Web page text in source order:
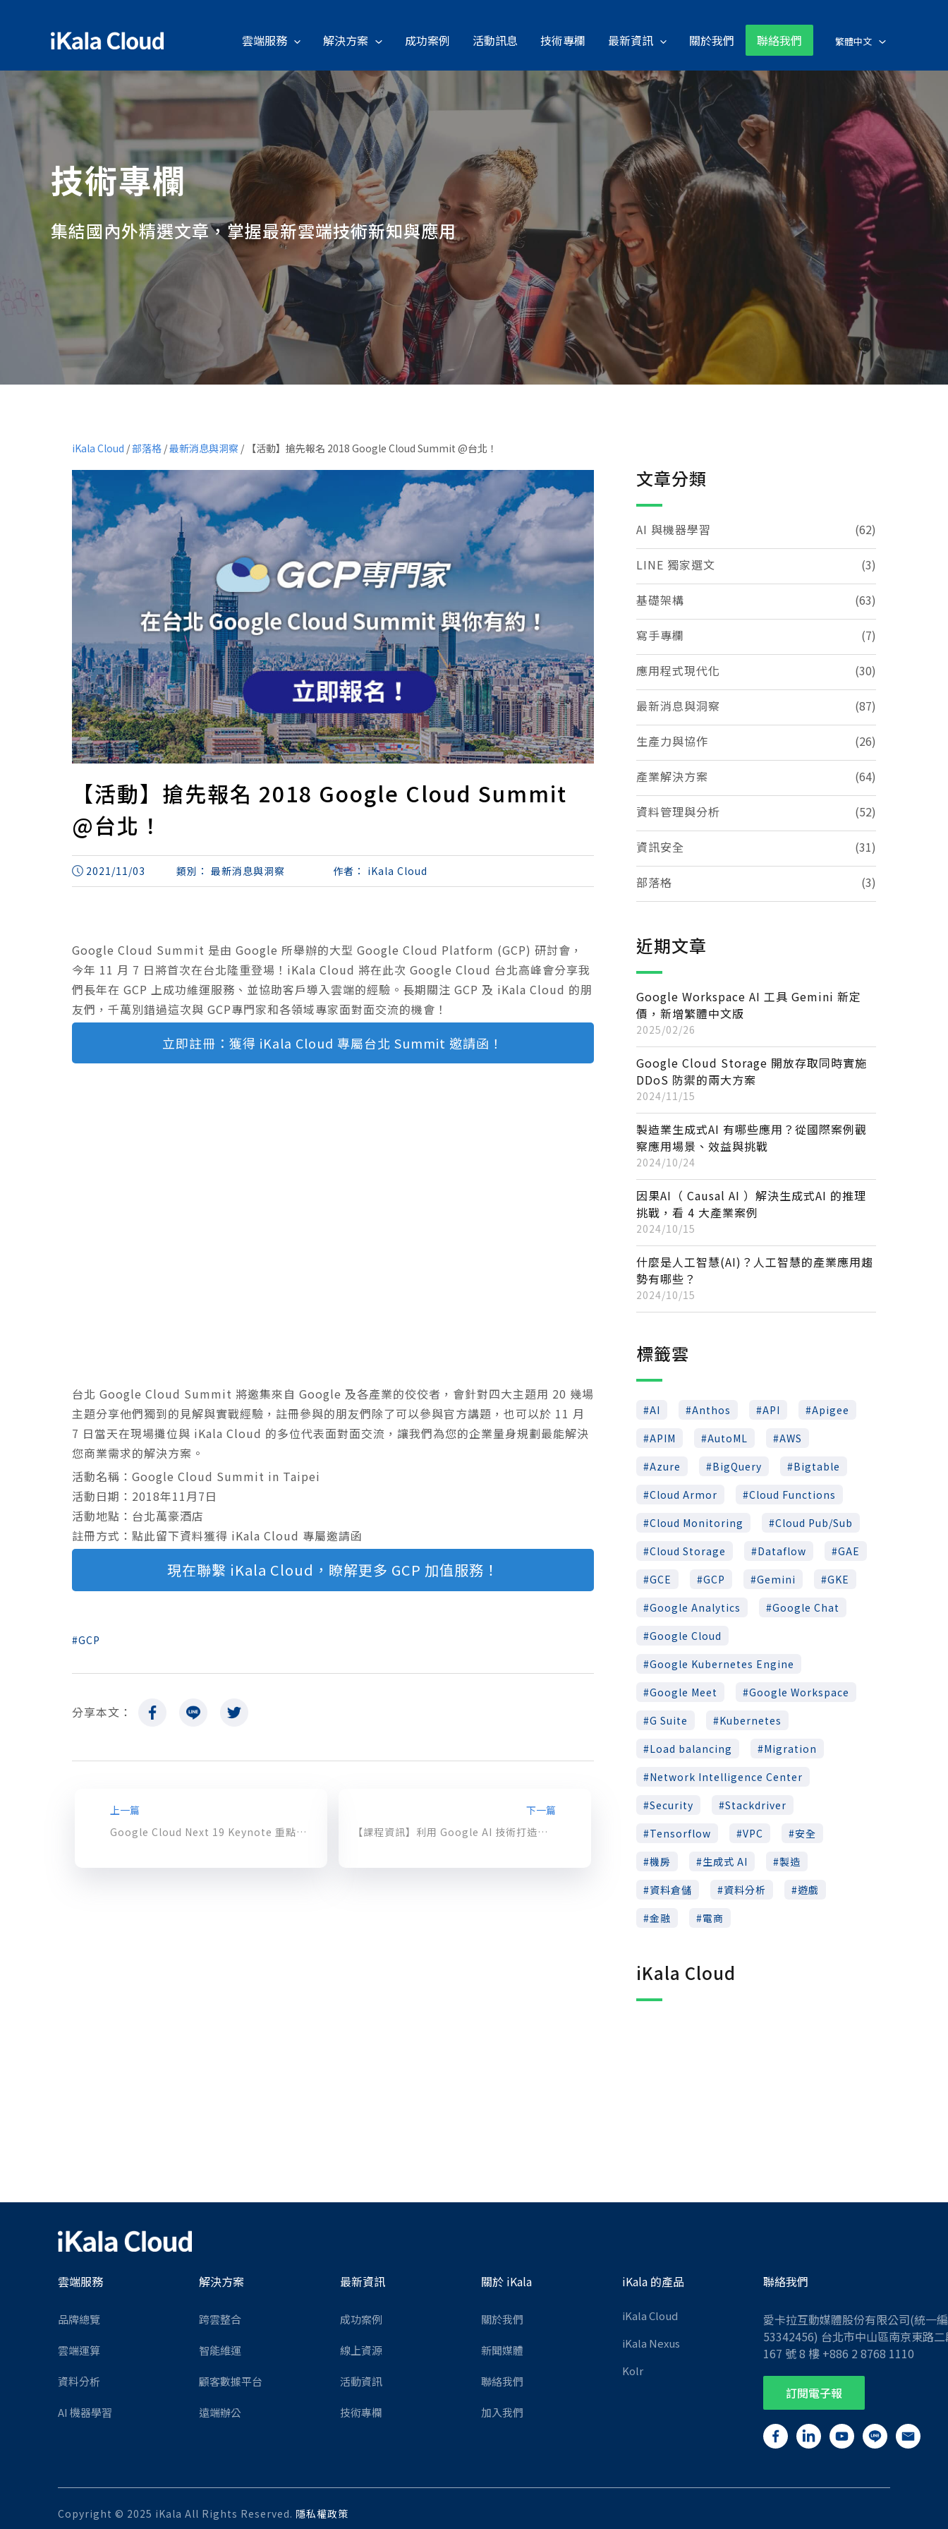
雲端服務 解決方案 成功案例 活動訊息 技術專欄 最新資訊 關於我們 聯絡我們 繁體中文
技術專欄
集結國內外精選文章，掌握最新雲端技術新知與應用
iKala Cloud /部落格 /最新消息與洞察 / 【活動】搶先報名 2018 Google Cloud Summit @台北！
【活動】搶先報名 2018 Google Cloud Summit
@台北！
2021/11/03 類別： 最新消息與洞察 作者： iKala Cloud
Google Cloud Summit 是由 Google 所舉辦的大型 Google Cloud Platform (GCP) 研討會，
今年 11 月 7 日將首次在台北隆重登場！iKala Cloud 將在此次 Google Cloud 台北高峰會分享我
們長年在 GCP 上成功維運服務、並協助客戶導入雲端的經驗。長期關注 GCP 及 iKala Cloud 的朋
友們，千萬別錯過這次與 GCP專門家和各領域專家面對面交流的機會！
立即註冊：獲得 iKala Cloud 專屬台北 Summit 邀請函！
台北 Google Cloud Summit 將邀集來自 Google 及各產業的佼佼者，會針對四大主題用 20 幾場
主題分享他們獨到的見解與實戰經驗，註冊參與的朋友們除了可以參與官方講題，也可以於 11 月
7 日當天在現場攤位與 iKala Cloud 的多位代表面對面交流，讓我們為您的企業量身規劃最能解決
您商業需求的解決方案。
活動名稱：Google Cloud Summit in Taipei
活動日期：2018年11月7日
活動地點：台北萬豪酒店
註冊方式：點此留下資料獲得 iKala Cloud 專屬邀請函
現在聯繫 iKala Cloud，瞭解更多 GCP 加值服務！
GCP
分享本文：
上一篇
Google Cloud Next 19 Keynote 重點回顧！Anthos 混合雲管理平台重磅推出！
下一篇
【課程資訊】利用 Google AI 技術打造專屬您的智慧客服機器人！
文章分類
AI 與機器學習 (62)
LINE 獨家選文 (3)
基礎架構 (63)
寫手專欄 (7)
應用程式現代化 (30)
最新消息與洞察 (87)
生產力與協作 (26)
產業解決方案 (64)
資料管理與分析 (52)
資訊安全 (31)
部落格 (3)
近期文章
Google Workspace AI 工具 Gemini 新定
價，新增繁體中文版
2025/02/26
Google Cloud Storage 開放存取同時實施
DDoS 防禦的兩大方案
2024/11/15
製造業生成式AI 有哪些應用？從國際案例觀
察應用場景、效益與挑戰
2024/10/24
因果AI（ Causal AI ）解決生成式AI 的推理
挑戰，看 4 大產業案例
2024/10/15
什麼是人工智慧(AI)？人工智慧的產業應用趨
勢有哪些？
2024/10/15
標籤雲
AI Anthos API
Apigee
APIM
AutoML
AWS
Azure
BigQuery
Bigtable
Cloud Armor
Cloud Functions
Cloud Monitoring
Cloud Pub/Sub
Cloud Storage
Dataflow
GAE
GCE
GCP Gemini
GKE
Google Analytics
Google Chat
Google Cloud
Google Kubernetes Engine
Google Meet
Google Workspace
G Suite
Kubernetes
Load balancing
Migration
Network Intelligence Center
Security
Stackdriver
Tensorflow
VPC
安全
機房
生成式 AI
製造
資料倉儲
資料分析
遊戲
金融
電商
iKala Cloud
雲端服務
品牌總覽
雲端運算
資料分析
AI 機器學習
解決方案
跨雲整合
智能維運
顧客數據平台
遠端辦公
最新資訊
成功案例
線上資源
活動資訊
技術專欄
關於 iKala
關於我們
新聞媒體
聯絡我們
加入我們
iKala 的產品
iKala Cloud
iKala Nexus
Kolr
聯絡我們
愛卡拉互動媒體股份有限公司(統一
53342456) 台北市中山區南京東路
167 號 8 樓 +886 2 8768 1110
訂閱電子報
Copyright © 2025 iKala All Rights Reserved. 隱私權政策